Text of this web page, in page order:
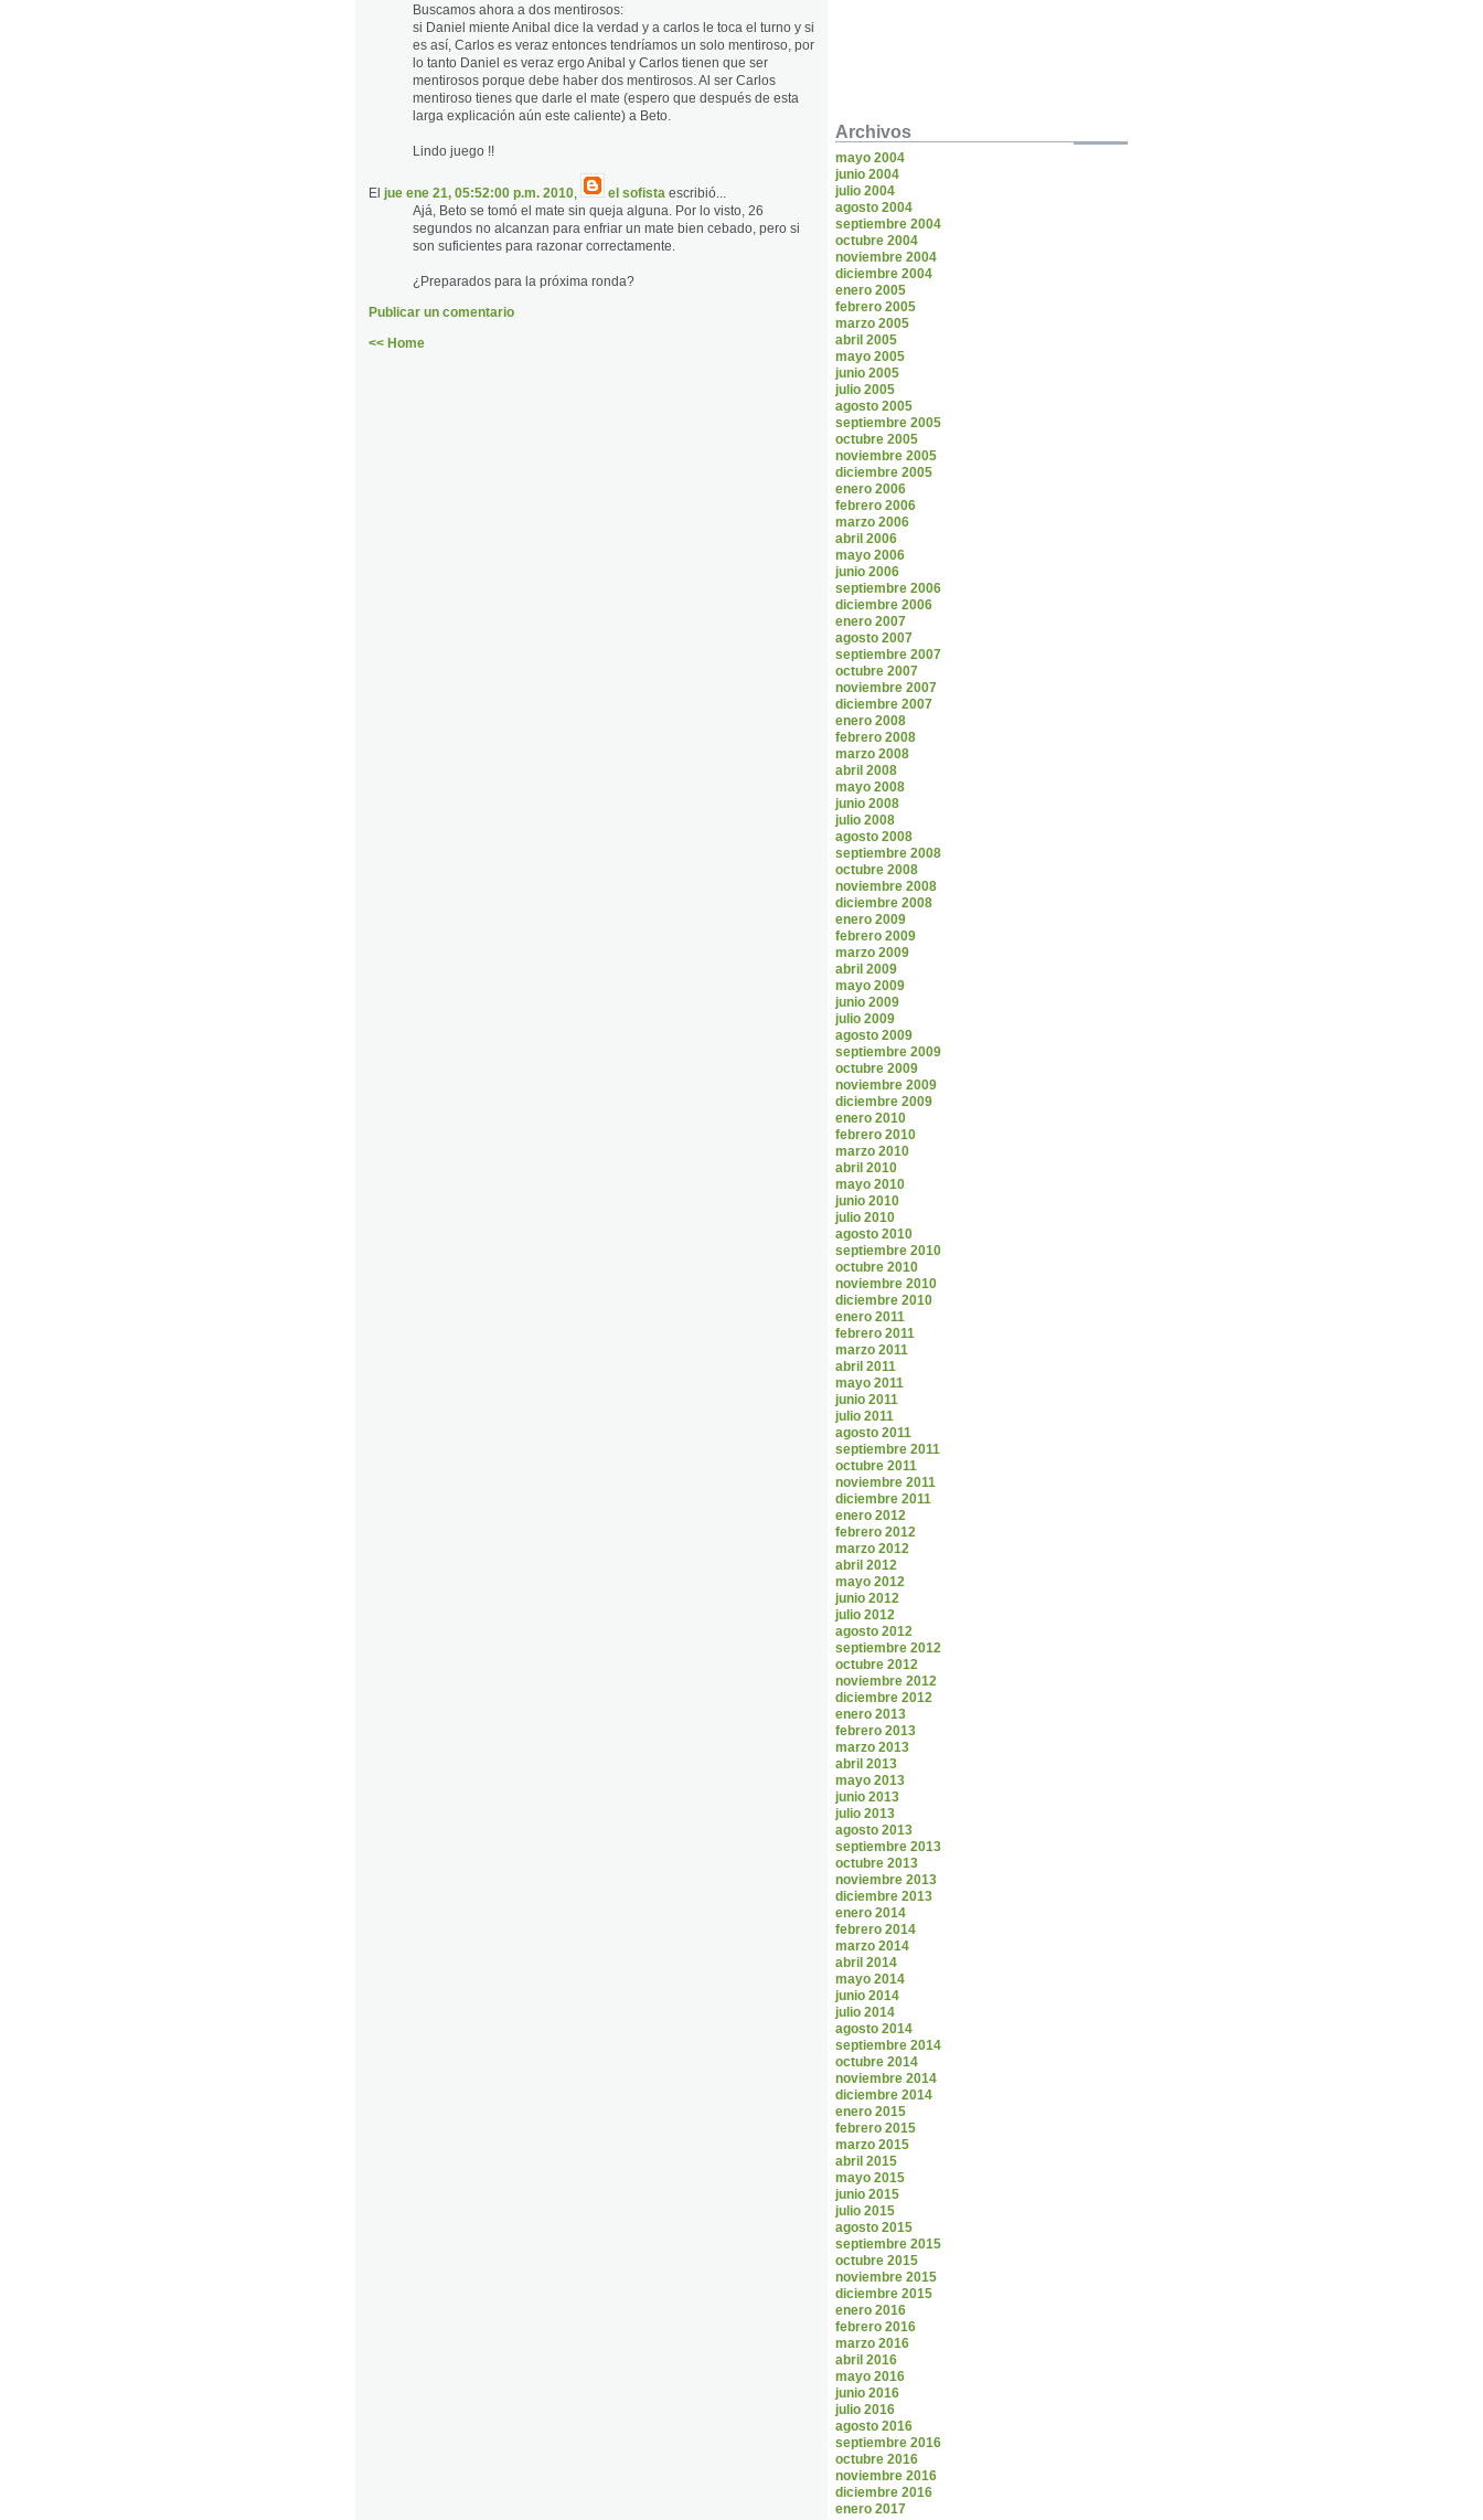
Buscamos ahora a dos mentirosos:
si Daniel miente Anibal dice la verdad y a carlos le toca el turno y si
es así, Carlos es veraz entonces tendríamos un solo mentiroso, por
lo tanto Daniel es veraz ergo Anibal y Carlos tienen que ser
mentirosos porque debe haber dos mentirosos. Al ser Carlos
mentiroso tienes que darle el mate (espero que después de esta
larga explicación aún este caliente) a Beto.
Lindo juego !!
El jue ene 21, 05:52:00 p.m. 2010 el sofista escribió...
Ajá, Beto se tomó el mate sin queja alguna. Por lo visto, 26
segundos no alcanzan para enfriar un mate bien cebado, pero si
son suficientes para razonar correctamente.
¿Preparados para la próxima ronda?
Publicar un comentario
<< Home
Archivos
mayo 2004
junio 2004
julio 2004
agosto 2004
septiembre 2004
octubre 2004
noviembre 2004
diciembre 2004
enero 2005
febrero 2005
marzo 2005
abril 2005
mayo 2005
junio 2005
julio 2005
agosto 2005
septiembre 2005
octubre 2005
noviembre 2005
diciembre 2005
enero 2006
febrero 2006
marzo 2006
abril 2006
mayo 2006
junio 2006
septiembre 2006
diciembre 2006
enero 2007
agosto 2007
septiembre 2007
octubre 2007
noviembre 2007
diciembre 2007
enero 2008
febrero 2008
marzo 2008
abril 2008
mayo 2008
junio 2008
julio 2008
agosto 2008
septiembre 2008
octubre 2008
noviembre 2008
diciembre 2008
enero 2009
febrero 2009
marzo 2009
abril 2009
mayo 2009
junio 2009
julio 2009
agosto 2009
septiembre 2009
octubre 2009
noviembre 2009
diciembre 2009
enero 2010
febrero 2010
marzo 2010
abril 2010
mayo 2010
junio 2010
julio 2010
agosto 2010
septiembre 2010
octubre 2010
noviembre 2010
diciembre 2010
enero 2011
febrero 2011
marzo 2011
abril 2011
mayo 2011
junio 2011
julio 2011
agosto 2011
septiembre 2011
octubre 2011
noviembre 2011
diciembre 2011
enero 2012
febrero 2012
marzo 2012
abril 2012
mayo 2012
junio 2012
julio 2012
agosto 2012
septiembre 2012
octubre 2012
noviembre 2012
diciembre 2012
enero 2013
febrero 2013
marzo 2013
abril 2013
mayo 2013
junio 2013
julio 2013
agosto 2013
septiembre 2013
octubre 2013
noviembre 2013
diciembre 2013
enero 2014
febrero 2014
marzo 2014
abril 2014
mayo 2014
junio 2014
julio 2014
agosto 2014
septiembre 2014
octubre 2014
noviembre 2014
diciembre 2014
enero 2015
febrero 2015
marzo 2015
abril 2015
mayo 2015
junio 2015
julio 2015
agosto 2015
septiembre 2015
octubre 2015
noviembre 2015
diciembre 2015
enero 2016
febrero 2016
marzo 2016
abril 2016
mayo 2016
junio 2016
julio 2016
agosto 2016
septiembre 2016
octubre 2016
noviembre 2016
diciembre 2016
enero 2017